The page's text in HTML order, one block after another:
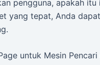
pengguna, apakah
yang tepat, Anda
untuk Mesin Pencari